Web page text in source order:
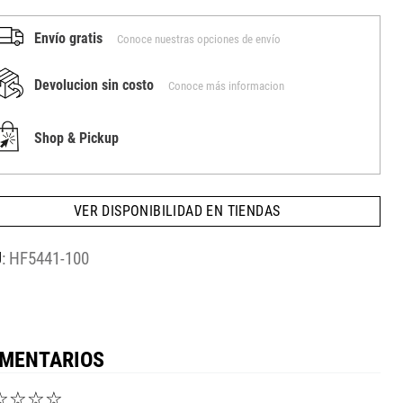
Envío gratis Conoce nuestras opciones de envío
Devolucion sin costo Conoce más informacion
Shop & Pickup
VER DISPONIBILIDAD EN TIENDAS
: HF5441-100